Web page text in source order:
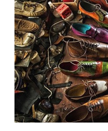
hoàn hảo cho mối
nhiên. Bức tranh gợi
khác: Chú hổ con
họa sĩ trường phái
người đã sử dụng một
mèo cưng của mình
hội h...